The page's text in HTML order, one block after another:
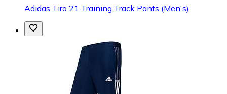
Adidas Tiro 21 Training Track Pants (Men's)